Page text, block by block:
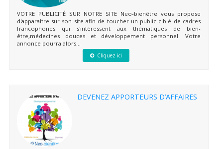
VOTRE PUBLICITÉ SUR NOTRE SITE Neo-bienêtre vous propose
d'apparaître sur son site afin de toucher un public ciblé de cadres
francophones qui s'intéressent aux thématiques de bien-
être,médecines douces et développement personnel. Votre
annonce pourra alors...
Cliquez ici
DEVENEZ APPORTEURS D’AFFAIRES